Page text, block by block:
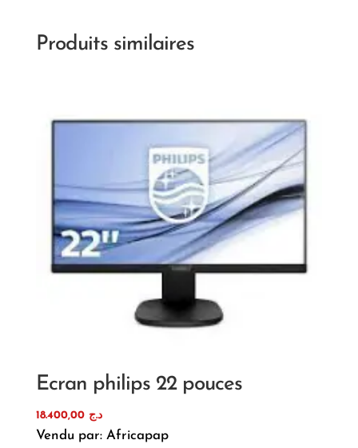
Produits similaires
Ecran philips 22 pouces
د.ج 18.400,00
Vendu par: Africapap